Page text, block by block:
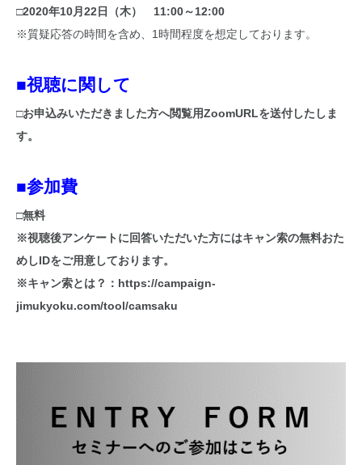
□2020年10月22日（木） 11:00～12:00
※質疑応答の時間を含め、1時間程度を想定しております。
■視聴に関して
□お申込みいただきました方へ閲覧用ZoomURLを送付したしま
す。
■参加費
□無料
※視聴後アンケートに回答いただいた方にはキャン索の無料おた
めしIDをご用意しております。
※キャン索とは？： https://campaign-
jimukyoku.com/tool/camsaku